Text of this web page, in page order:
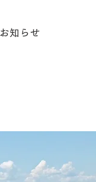
お知らせ